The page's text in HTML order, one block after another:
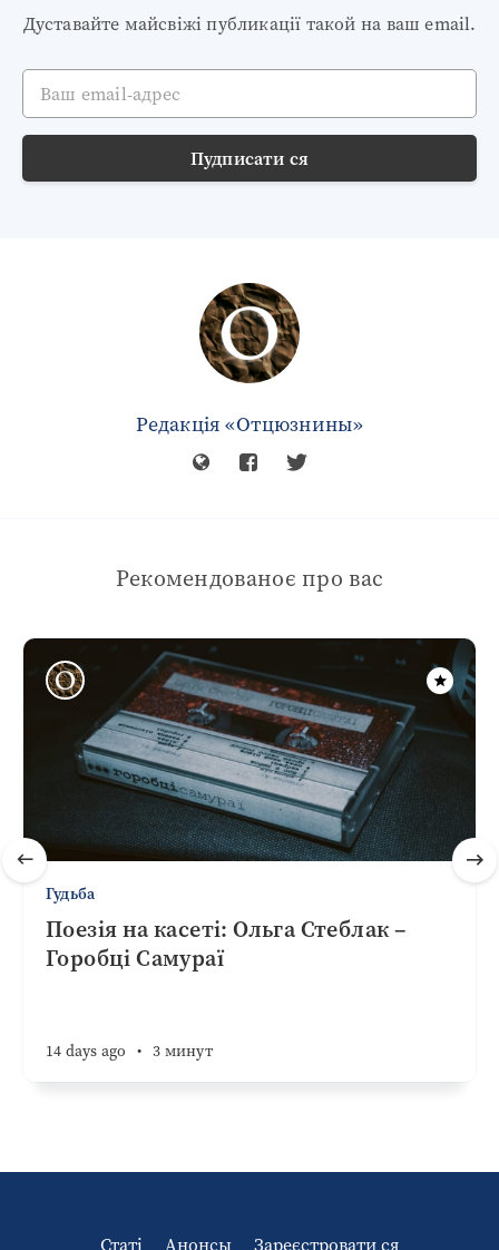
Дуставайте майсвіжі публикації такой на ваш email.
Ваш email-адрес
Пудписати ся
Редакція «Отцюзнины»
Рекомендованоє про вас
Гудьба
Поезія на касеті: Ольга Стеблак –
Горобці Самураї
14 days ago • 3 минут
Статі Анонсы Зареєстровати ся